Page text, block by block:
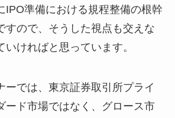
IPO準備における規程整備の根幹
すので、そうした視点も交えな
いければと思っています。
ーでは、東京証券取引所プライ
ード市場ではなく、グロース市